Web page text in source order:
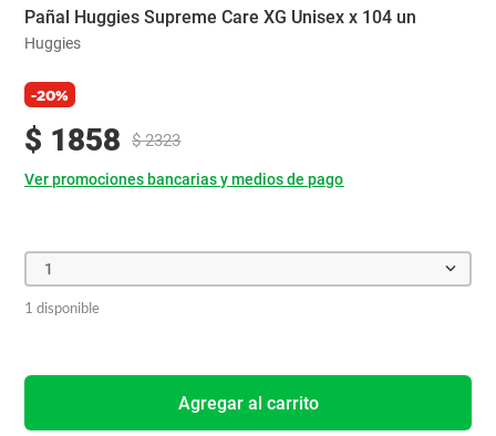
Pañal Huggies Supreme Care XG Unisex x 104 un
Huggies
-20%
$ 1858 $ 2323
Ver promociones bancarias y medios de pago
1
1 disponible
Agregar al carrito